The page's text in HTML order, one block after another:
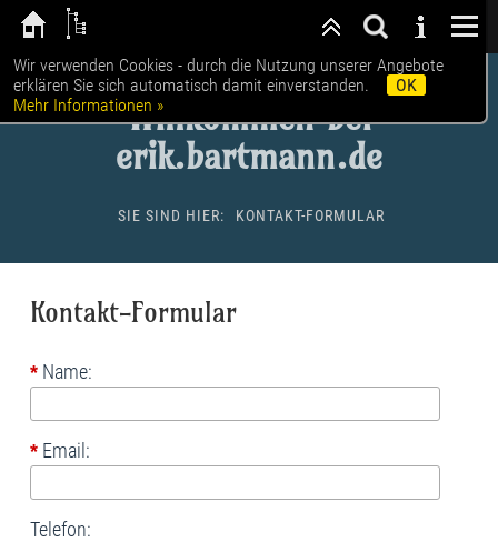
Willkommen bei
erik.bartmann.de
SIE SIND HIER: KONTAKT-FORMULAR
Kontakt-Formular
*Name:
*Email:
Telefon:
Wir verwenden Cookies - durch die Nutzung unserer Angebote
erklären Sie sich automatisch damit einverstanden.
OK
Mehr Informationen »